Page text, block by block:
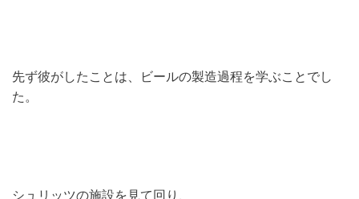
先ず彼がしたことは、ビールの製造過程を学ぶことでし
た。
シュリッツの施設を見て回り、